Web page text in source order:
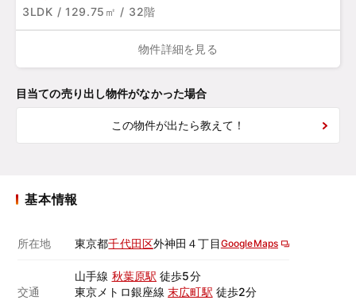
3LDK / 129.75㎡ / 32階
物件詳細を見る
目当ての売り出し物件がなかった場合
この物件が出たら教えて！
基本情報
所在地 東京都千代田区外神田４丁目GoogleMaps
交通
山手線 秋葉原駅 徒歩5分
東京メトロ銀座線末広町駅 徒歩2分